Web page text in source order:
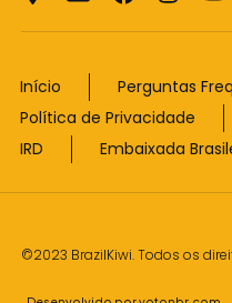
Início
Perguntas
Política de Privacidade
IRD
Embaixada
©2023 BrazilKiwi. Todos os